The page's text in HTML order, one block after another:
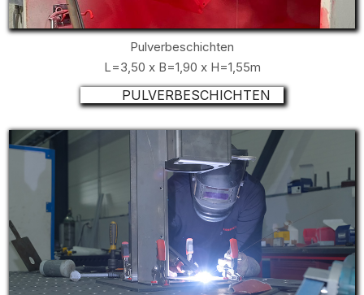
Pulverbeschichten
L=3,50 x B=1,90 x H=1,55m
PULVERBESCHICHTEN